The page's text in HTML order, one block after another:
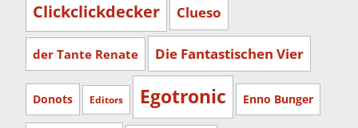
Clickclickdecker Clueso
der Tante Renate Die Fantastischen Vier
Donots Editors Egotronic Enno Bunger